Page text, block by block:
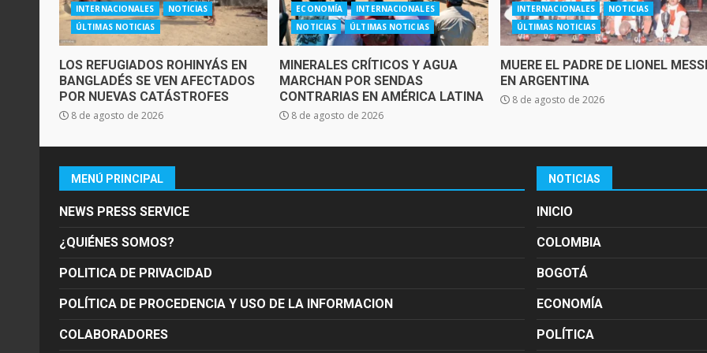
INTERNACIONALES
NOTICIAS
ÚLTIMAS NOTICIAS
LOS REFUGIADOS ROHINYÁS EN
BANGLADÉS SE VEN AFECTADOS
POR NUEVAS CATÁSTROFES
8 de agosto de 2026
ECONOMÍA
INTERNACIONALES
NOTICIAS
ÚLTIMAS NOTICIAS
MINERALES CRÍTICOS Y AGUA
MARCHAN POR SENDAS
CONTRARIAS EN AMÉRICA LATINA
8 de agosto de 2026
INTERNACIONALES
NOTICIAS
ÚLTIMAS NOTICIAS
MUERE EL PADRE DE LIONEL MESSI
EN ARGENTINA
8 de agosto de 2026
MENÚ PRINCIPAL
NEWS PRESS SERVICE
¿QUIÉNES SOMOS?
POLITICA DE PRIVACIDAD
POLÍTICA DE PROCEDENCIA Y USO DE LA INFORMACION
COLABORADORES
NOTICIAS
INICIO
COLOMBIA
BOGOTÁ
ECONOMÍA
POLÍTICA